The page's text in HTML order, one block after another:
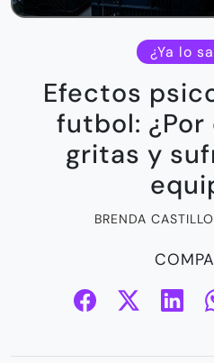
¿Ya lo
Efectos
futbol: ¿Por
gritas y
BRENDA CASTILLO